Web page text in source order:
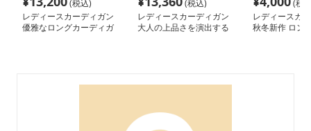
(税込)
レディースカーディガン
優雅なロングカーディガ
(税込)
レディースカーディガン
大人の上品さを演出する
(税
レディースカ
秋冬新作 ロン